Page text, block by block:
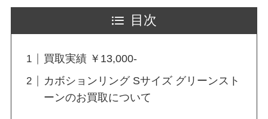
目次
買取実績 ￥13,000-
カボションリング Sサイズ グリーンスト
ーンのお買取について